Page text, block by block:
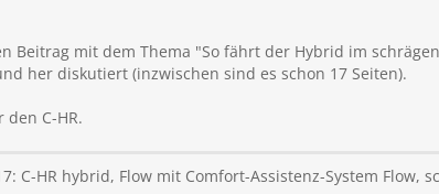
mit dem Thema "So fährt der Hybrid im schrägen
her diskutiert (inzwischen sind es schon 17 Seiten).
C-HR.
C-HR hybrid, Flow mit Comfort-Assistenz-System Flow,